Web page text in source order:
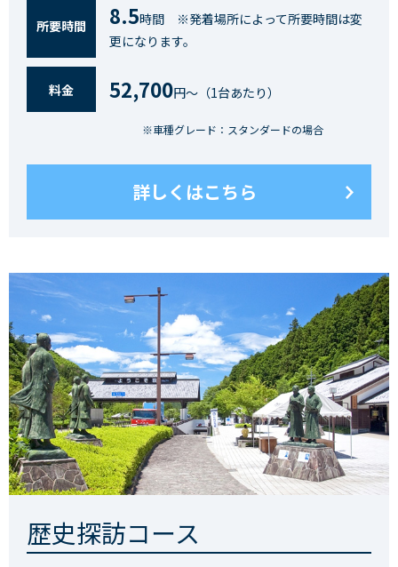
所要時間 8.5時間 ※発着場所によって所要時間は変
更になります。
料⾦ 52,700円〜（1台あたり）
※車種グレード：スタンダードの場合
詳しくはこちら
歴史探訪コース